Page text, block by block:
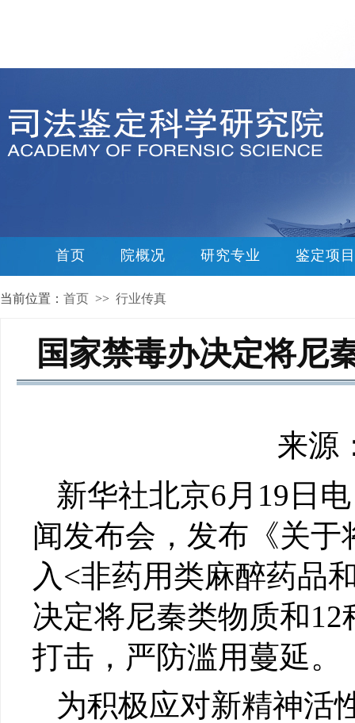
首页 院概况 研究专业 鉴定项目
当前位置： 首页 >> 行业传真
国家禁毒办决定将尼
来源
新华社北京6月19日
闻发布会，发布《关
入<非药用类麻醉药品
决定将尼秦类物质和
打击，严防滥用蔓延。
为积极应对新精神活